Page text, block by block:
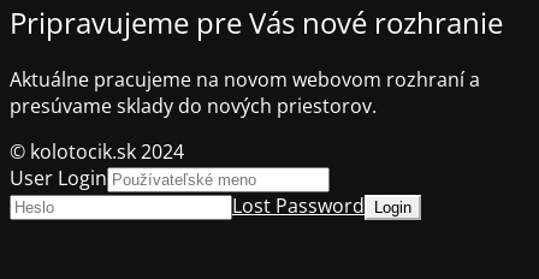
Pripravujeme pre Vás nové rozhranie
Aktuálne pracujeme na novom webovom rozhraní a
presúvame sklady do nových priestorov.
© kolotocik.sk 2024
User Login
Lost Password